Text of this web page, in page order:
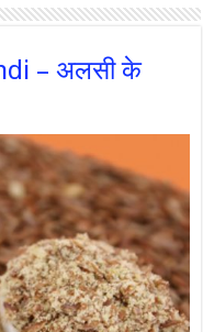
– अलसी के